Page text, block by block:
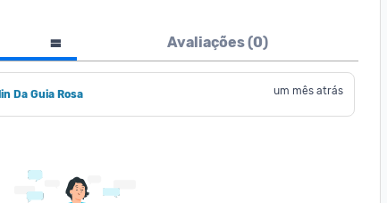
Avaliações (0)
Da Guia Rosa um mês atrás